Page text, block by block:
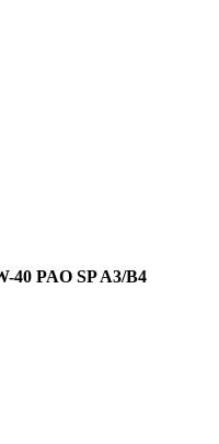
40 PAO SP A3/B4